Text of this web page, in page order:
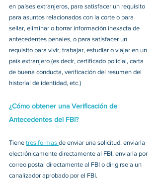
en países extranjeros, para satisfacer un requisito
para asuntos relacionados con la corte o para
sellar, eliminar o borrar información inexacta de
antecedentes penales, o para satisfacer un
requisito para vivir, trabajar, estudiar o viajar en un
país extranjero (es decir, certificado policial, carta
de buena conducta, verificación del resumen del
historial de identidad, etc.)
¿Cómo obtener una Verificación de
Antecedentes del FBI?
Tiene tres formas de enviar una solicitud: enviarla
electrónicamente directamente al FBI, enviarla por
correo postal directamente al FBI o dirigirse a un
canalizador aprobado por el FBI.